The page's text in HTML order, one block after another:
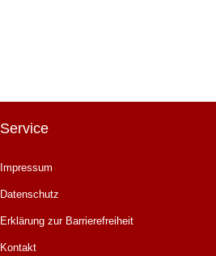
Service
Impressum
Datenschutz
Erklärung zur Barrierefreiheit
Kontakt